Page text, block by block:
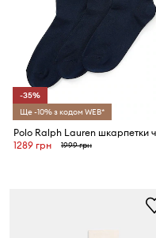
-35%
Ще -10% з кодом WEB*
1289 грн
1999 грн